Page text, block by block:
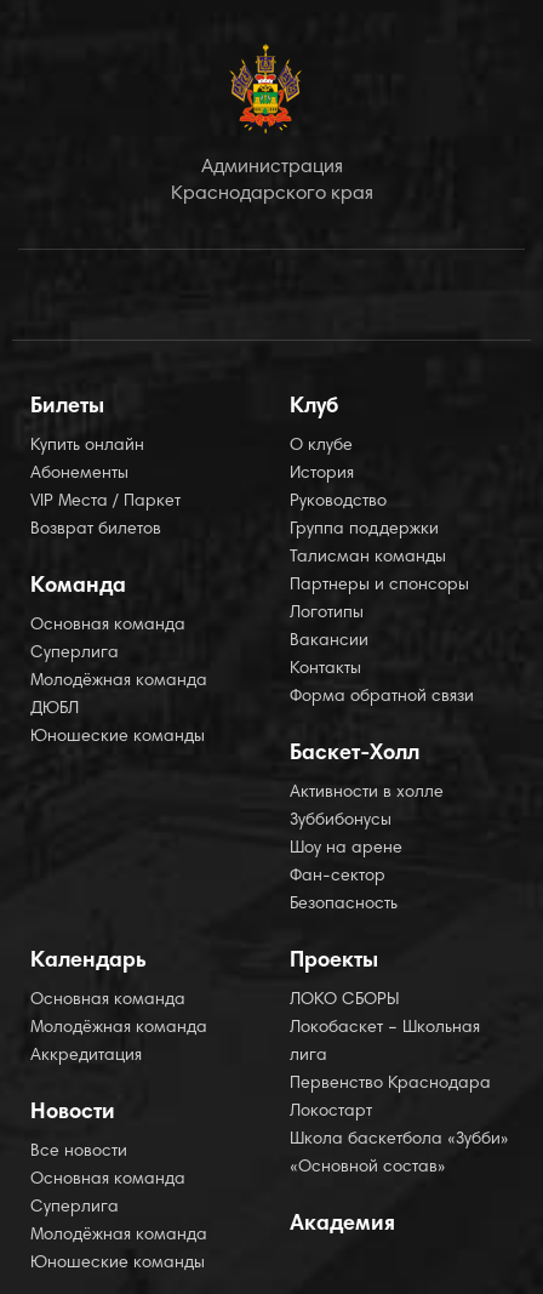
Администрация
Краснодарского края
Билеты
Купить онлайн
Абонементы
VIP Места / Паркет
Возврат билетов
Команда
Основная команда
Суперлига
Молодёжная команда
ДЮБЛ
Юношеские команды
Клуб
О клубе
История
Руководство
Группа поддержки
Талисман команды
Партнеры и спонсоры
Логотипы
Вакансии
Контакты
Форма обратной связи
Баскет-Холл
Активности в холле
Зуббибонусы
Шоу на арене
Фан-сектор
Безопасность
Календарь
Основная команда
Молодёжная команда
Аккредитация
Новости
Все новости
Основная команда
Суперлига
Молодёжная команда
Юношеские команды
Проекты
ЛОКО СБОРЫ
Локобаскет – Школьная
лига
Первенство Краснодара
Локостарт
Школа баскетбола «Зубби»
«Основной состав»
Академия